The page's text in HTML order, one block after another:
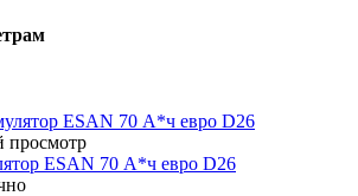
просмотр
ESAN 70 А*ч евро D26